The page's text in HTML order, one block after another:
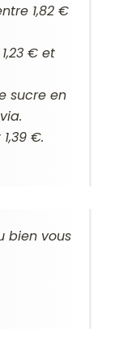
1,82 €
€ et
sucre en
€.
bien vous